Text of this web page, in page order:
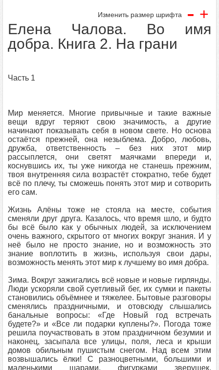
Изменить размер шрифта - +
Елена Чалова. Во имя
добра. Книга 2. На грани
Часть 1
Мир меняется. Многие привычные и такие важные
вещи вдруг теряют свою значимость, а другие
начинают показывать себя в новом свете. Но основа
остаётся прежней, она незыблема. Добро, любовь,
дружба, ответственность – без них этот мир
рассыплется, они светят маячками впереди и,
коснувшись их, ты уже никогда не станешь прежним,
твоя внутренняя сила возрастёт стократно, тебе будет
всё по плечу, ты сможешь понять этот мир и сотворить
его сам.
Жизнь Алёны тоже не стояла на месте, события
сменяли друг друга. Казалось, что время шло, и будто
бы всё было как у обычных людей, за исключением
очень важного, скрытого от многих вокруг знания. И у
неё было не просто знание, но и возможность это
знание воплотить в жизнь, используя свои дары,
возможность менять этот мир к лучшему во имя добра.
Зима. Вокруг зажигались всё новые и новые гирлянды.
Люди ускоряли свой суетливый бег, их сумки и пакеты
становились объёмнее и тяжелее. Бытовые разговоры
сменялись праздничными, и отовсюду слышались
банальные вопросы: «Где Новый год встречать
будете?» и «Все ли подарки куплены?». Погода тоже
решила поучаствовать в этом праздничном безумии и
наконец, засыпала все улицы, поля, леса и крыши
домов обильным пушистым снегом. Над всем этим
возвышались ёлки! С разноцветными, большими и
маленькими шарами, фигурками зверушек,